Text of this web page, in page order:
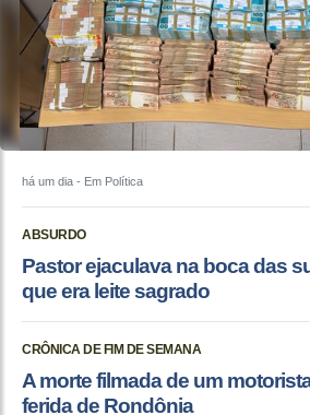
há um dia - Em Política
ABSURDO
Pastor ejaculava na boca das
que era leite sagrado
CRÔNICA DE FIM DE SEMANA
A morte filmada de um
ferida de Rondônia